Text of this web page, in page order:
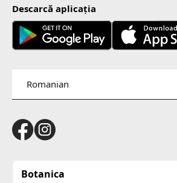
Descarcă aplicația
Botanica